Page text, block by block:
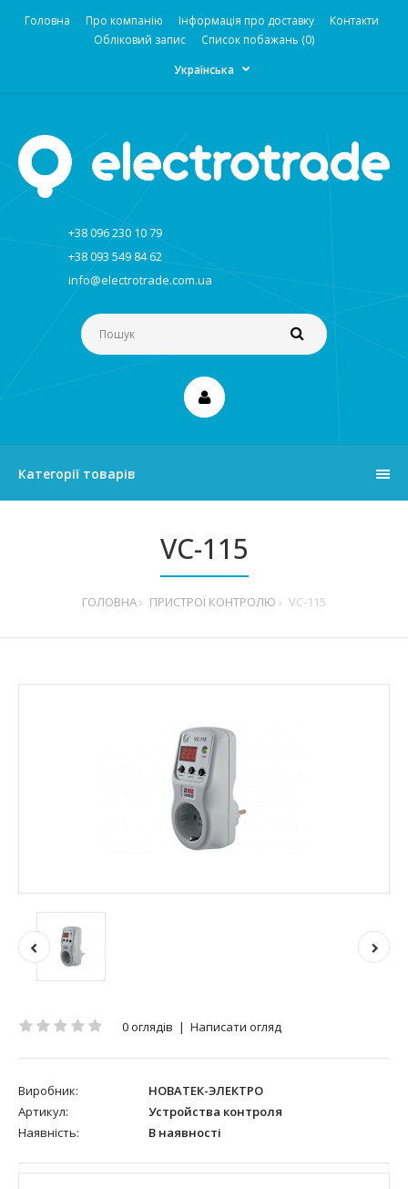
Головна Про компанію Інформація про доставку
Контакти
Обліковий запис
Список побажань (0)
Українська
+38 096 230 10 79
+38 093 549 84 62
info@electrotrade.com.ua
Категорії товарів
VC-115
ГОЛОВНА ПРИСТРОЇ КОНТРОЛЮ VC-115
0 оглядів | Написати огляд
Виробник:
НОВАТЕК-ЭЛЕКТРО
Артикул:
Устройства контроля
Наявність:
В наявності